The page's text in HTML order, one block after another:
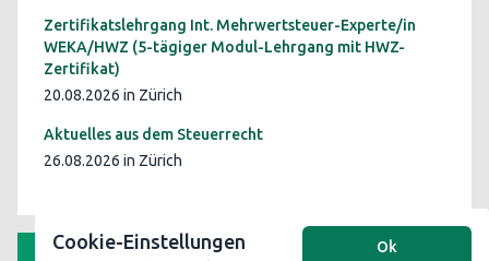
Zertifikatslehrgang Int. Mehrwertsteuer-Experte/in
WEKA/HWZ (5-tägiger Modul-Lehrgang mit HWZ-
Zertifikat)
20.08.2026 in Zürich
Aktuelles aus dem Steuerrecht
26.08.2026 in Zürich
Cookie-Einstellungen Ok